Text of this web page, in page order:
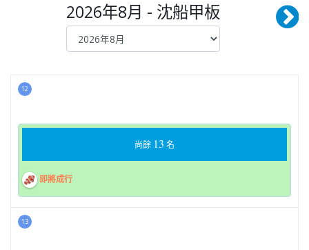
2026年8月 - 沈船甲板
12
尚餘 13 名
即將成行
13